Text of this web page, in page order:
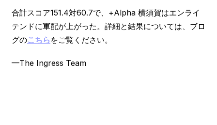
合計スコア151.4対60.7で、+Alpha 横須賀はエンライ
テンドに軍配が上がった。詳細と結果については、ブロ
グのこちら をご覧ください。
—The Ingress Team